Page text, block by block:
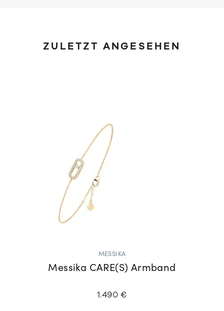
ZULETZT ANGESEHEN
MESSIKA
Messika CARE(S) Armband
1.490 €